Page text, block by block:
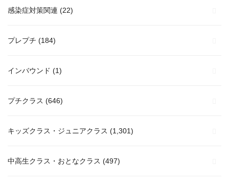
感染症対策関連 (22)
プレプチ (184)
インバウンド (1)
プチクラス (646)
キッズクラス・ジュニアクラス (1,301)
中高生クラス・おとなクラス (497)